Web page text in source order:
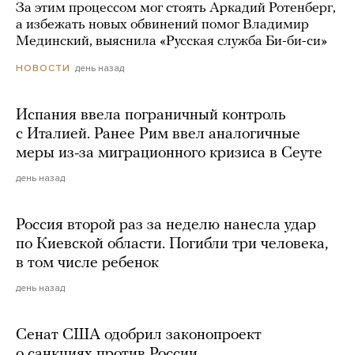
За этим процессом мог стоять Аркадий Ротенберг,
а избежать новых обвинений помог Владимир
Мединский, выяснила «Русская служба Би-би-си»
НОВОСТИ день назад
Испания ввела пограничный контроль
с Италией. Ранее Рим ввел аналогичные
меры из-за миграционного кризиса в Сеуте
день назад
Россия второй раз за неделю нанесла удар
по Киевской области. Погибли три человека,
в том числе ребенок
день назад
Сенат США одобрил законопроект